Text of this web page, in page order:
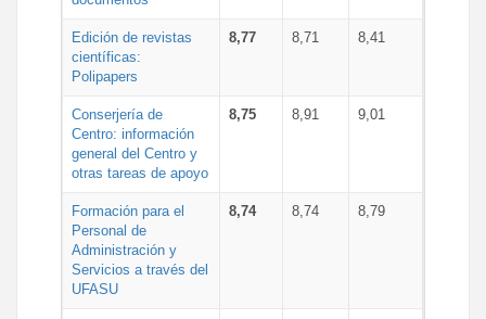
Edición de revistas
científicas:
Polipapers
8,77 8,71 8,41
Conserjería de
Centro: información
general del Centro y
otras tareas de apoyo
8,75 8,91 9,01
Formación para el
Personal de
Administración y
Servicios a través del
UFASU
8,74 8,74 8,79